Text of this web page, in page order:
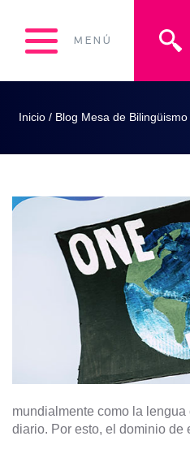
MENÚ
Inicio / Blog Mesa de Bilingüismo
mundialmente como la
diario. Por esto, el dominio de